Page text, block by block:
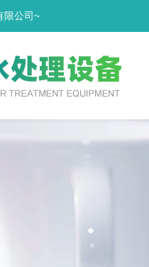
限公司~